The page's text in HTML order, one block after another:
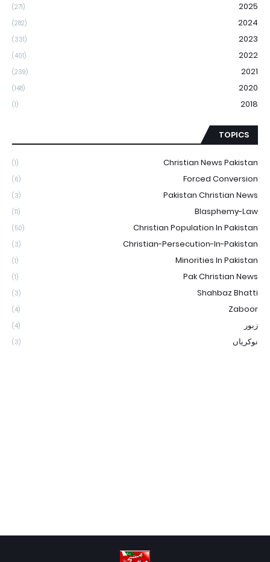
2025
(271)
2024
(282)
2023
(331)
2022
(401)
2021
(239)
2020
(148)
2018
(1)
TOPICS
Christian News Pakistan
(1)
Forced Conversion
(6)
Pakistan Christian News
(3)
Blasphemy-Law
(11)
Christian Population In Pakistan
(50)
Christian-Persecution-In-Pakistan
(3)
Minorities In Pakistan
(1)
Pak Christian News
(1)
Shahbaz Bhatti
(3)
Zaboor
(4)
زبور (4)
نوکریاں (3)